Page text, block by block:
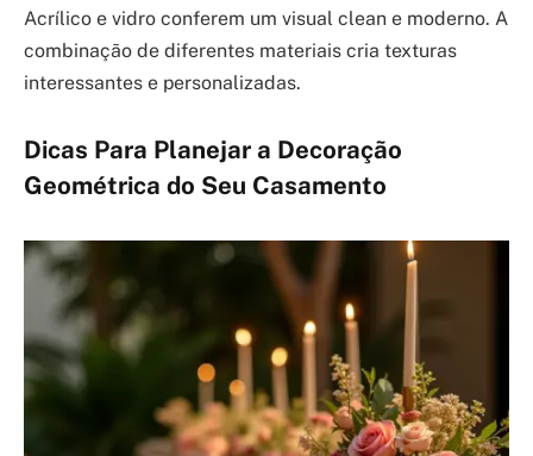
Acrílico e vidro conferem um visual clean e moderno. A
combinação de diferentes materiais cria texturas
interessantes e personalizadas.
Dicas Para Planejar a Decoração
Geométrica do Seu Casamento